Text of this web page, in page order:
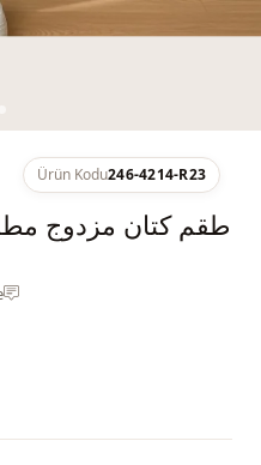
Ürün Kodu246-4214-R23
طقم كتان مزدوج